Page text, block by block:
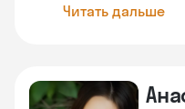
Читать дальше